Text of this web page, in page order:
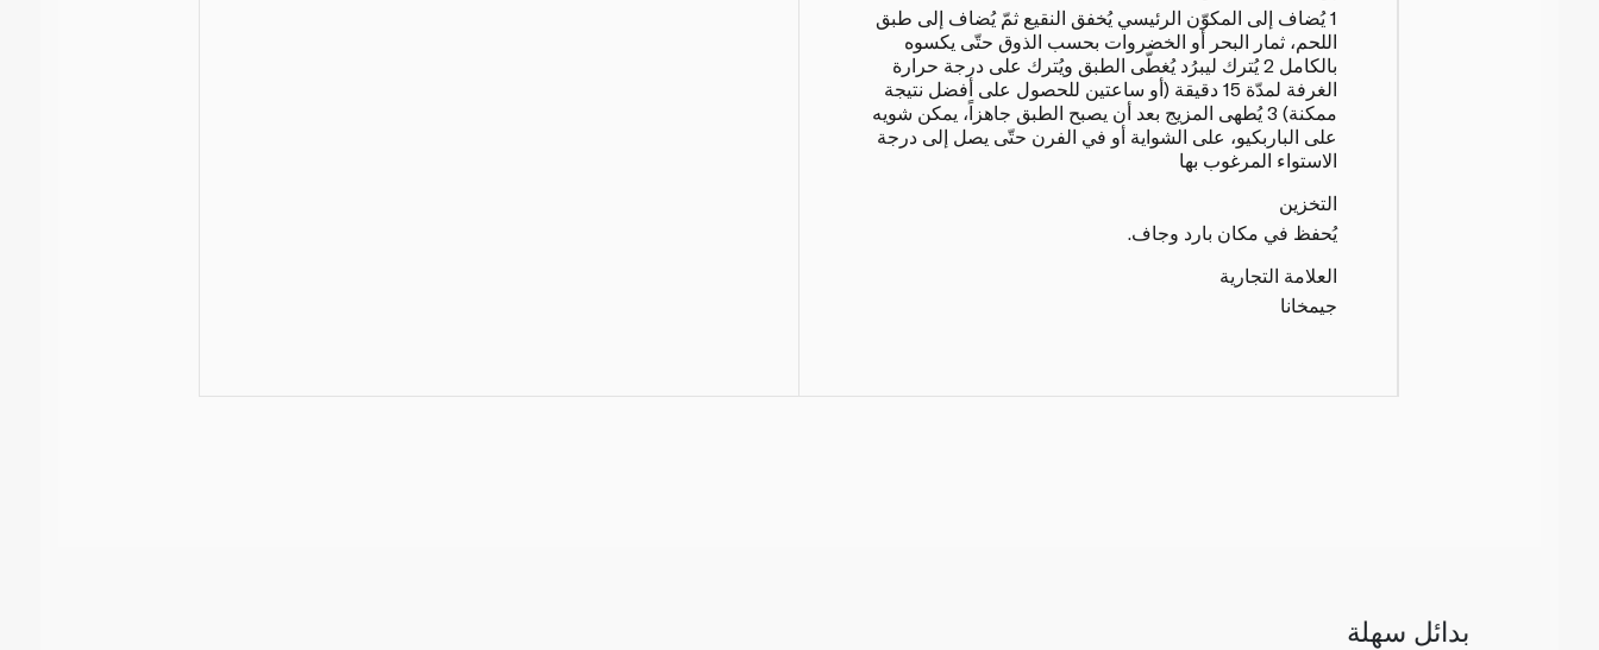
1 يُضاف إلى المكوّن الرئيسي يُخفق النقيع ثمّ يُضاف إلى طبق
اللحم، ثمار البحر أو الخضروات بحسب الذوق حتّى يكسوه
بالكامل 2 يُترك ليبرُد يُغطّى الطبق ويُترك على درجة حرارة
الغرفة لمدّة 15 دقيقة (أو ساعتين للحصول على أفضل نتيجة
ممكنة) 3 يُطهى المزيج بعد أن يصبح الطبق جاهزاً، يمكن شويه
على الباربكيو، على الشواية أو في الفرن حتّى يصل إلى درجة
الاستواء المرغوب بها
التخزين
يُحفظ في مكان بارد وجاف.
العلامة التجارية
جيمخانا
بدائل سهلة